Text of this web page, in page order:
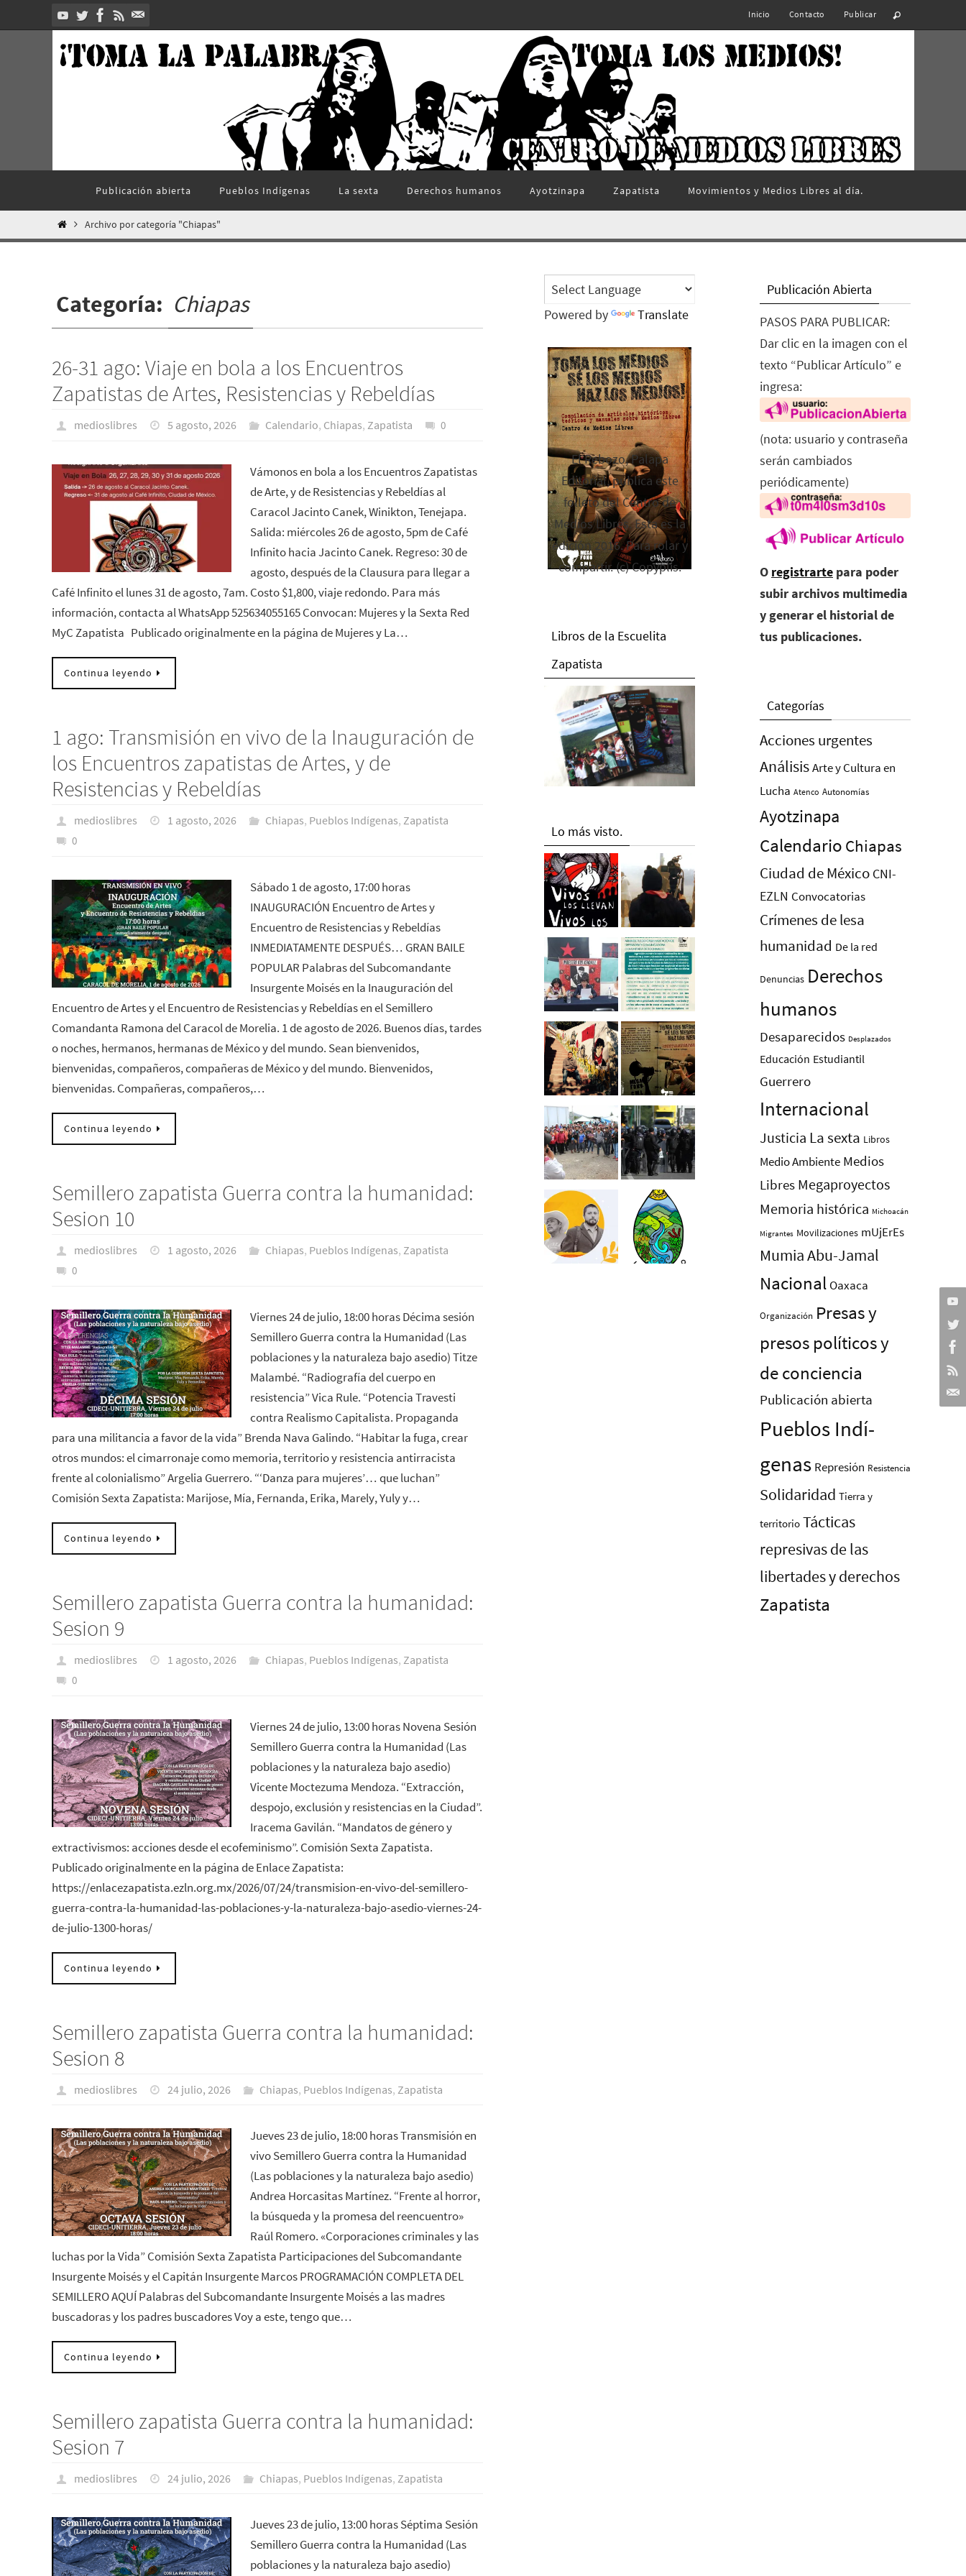
al
Inicio Contacto Publicar
contenido
Publicación abierta Pueblos Indí­genas La sexta Derechos humanos Ayotzinapa Zapatista Movimientos y Medios Libres al día.
InicioArchivo por categoría "Chiapas"
Categoría: Chiapas
26-31 ago: Viaje en bola a los Encuentros
Zapatistas de Artes, Resistencias y Rebeldías
medioslibres 5 agosto, 2026 Calendario, Chiapas,Zapatista 0
Vámonos en bola a los Encuentros Zapatistas
de Arte, y de Resistencias y Rebeldías al
Caracol Jacinto Canek, Winikton, Tenejapa.
Salida: miércoles 26 de agosto, 5pm de Café
Infinito hacia Jacinto Canek. Regreso: 30 de
agosto, después de la Clausura para llegar a
Café Infinito el lunes 31 de agosto, 7am. Costo $1,800, viaje redondo. Para más
información, contacta al WhatsApp 525634055165 Convocan: Mujeres y la Sexta Red
MyC Zapatista Publicado originalmente en la página de Mujeres y La…
Continua leyendo
1 ago: Transmisión en vivo de la Inauguración de
los Encuentros zapatistas de Artes, y de
Resistencias y Rebeldías
medioslibres 1 agosto, 2026 Chiapas, Pueblos Indí­genas,Zapatista
0
Sábado 1 de agosto, 17:00 horas
INAUGURACIÓN Encuentro de Artes y
Encuentro de Resistencias y Rebeldías
INMEDIATAMENTE DESPUÉS… GRAN BAILE
POPULAR Palabras del Subcomandante
Insurgente Moisés en la Inauguración del
Encuentro de Artes y el Encuentro de Resistencias y Rebeldías en el Semillero
Comandanta Ramona del Caracol de Morelia. 1 de agosto de 2026. Buenos días, tardes
o noches, hermanos, hermanas de México y del mundo. Sean bienvenidos,
bienvenidas, compañeros, compañeras de México y del mundo. Bienvenidos,
bienvenidas. Compañeras, compañeros,…
Continua leyendo
Semillero zapatista Guerra contra la humanidad:
Sesion 10
medioslibres 1 agosto, 2026 Chiapas, Pueblos Indí­genas,Zapatista
0
Viernes 24 de julio, 18:00 horas Décima sesión
Semillero Guerra contra la Humanidad (Las
poblaciones y la naturaleza bajo asedio) Titze
Malambé. “Radiografía del cuerpo en
resistencia” Vica Rule. “Potencia Travesti
contra Realismo Capitalista. Propaganda
para una militancia a favor de la vida” Brenda Nava Galindo. “Habitar la fuga, crear
otros mundos: el cimarronaje como memoria, territorio y resistencia antirracista
frente al colonialismo” Argelia Guerrero. “‘Danza para mujeres’… que luchan”
Comisión Sexta Zapatista: Marijose, Mía, Fernanda, Erika, Marely, Yuly y…
Continua leyendo
Semillero zapatista Guerra contra la humanidad:
Sesion 9
medioslibres 1 agosto, 2026 Chiapas, Pueblos Indí­genas,Zapatista
0
Viernes 24 de julio, 13:00 horas Novena Sesión
Semillero Guerra contra la Humanidad (Las
poblaciones y la naturaleza bajo asedio)
Vicente Moctezuma Mendoza. “Extracción,
despojo, exclusión y resistencias en la Ciudad”.
Iracema Gavilán. “Mandatos de género y
extractivismos: acciones desde el ecofeminismo”. Comisión Sexta Zapatista.
Publicado originalmente en la página de Enlace Zapatista:
https://enlacezapatista.ezln.org.mx/2026/07/24/transmision-en-vivo-del-semillero-
guerra-contra-la-humanidad-las-poblaciones-y-la-naturaleza-bajo-asedio-viernes-24-
de-julio-1300-horas/
Continua leyendo
Semillero zapatista Guerra contra la humanidad:
Sesion 8
medioslibres 24 julio, 2026 Chiapas, Pueblos Indí­genas,Zapatista
Jueves 23 de julio, 18:00 horas Transmisión en
vivo Semillero Guerra contra la Humanidad
(Las poblaciones y la naturaleza bajo asedio)
Andrea Horcasitas Martínez. “Frente al horror,
la búsqueda y la promesa del reencuentro»
Raúl Romero. «Corporaciones criminales y las
luchas por la Vida” Comisión Sexta Zapatista Participaciones del Subcomandante
Insurgente Moisés y el Capitán Insurgente Marcos PROGRAMACIÓN COMPLETA DEL
SEMILLERO AQUÍ Palabras del Subcomandante Insurgente Moisés a las madres
buscadoras y los padres buscadores Voy a este, tengo que…
Continua leyendo
Semillero zapatista Guerra contra la humanidad:
Sesion 7
medioslibres 24 julio, 2026 Chiapas, Pueblos Indí­genas,Zapatista
Jueves 23 de julio, 13:00 horas Séptima Sesión
Semillero Guerra contra la Humanidad (Las
poblaciones y la naturaleza bajo asedio)
Powered by Translate
El Rebozo, Palapa
Editorial, publica este
folleto del Centro de
Medios Libres. Esta es la
edición 2016. Para rolar y
compartir. (c) Copyplis.
Libros de la Escuelita
Zapatista
Lo más visto.
Publicación Abierta
PASOS PARA PUBLICAR:
Dar clic en la imagen con el
texto “Publicar Artículo” e
ingresa:
(nota: usuario y contraseña
serán cambiados
periódicamente)
O registrarte para poder
subir archivos multimedia
y generar el historial de
tus publicaciones.
Categorías
Acciones urgentes
AnálisisArte y Cultura en
Lucha Atenco Autonomías
Ayotzinapa
Calendario Chiapas
Ciudad de México CNI-
EZLN Convocatorias
Crímenes de lesa
humanidad De la red
Denuncias Derechos
humanos
Desaparecidos Desplazados
Educación Estudiantil
Guerrero
Internacional
Justicia La sexta Libros
Medio Ambiente Medios
Libres Megaproyectos
Memoria histórica Michoacán
Migrantes Movilizaciones mUjErEs
Mumia Abu-Jamal
Nacional Oaxaca
Organización Presas y
presos polí­ticos y
de conciencia
Publicación abierta
Pueblos Indí­
genas Represión Resistencia
Solidaridad Tierra y
territorio Tácticas
represivas de las
libertades y derechos
Zapatista